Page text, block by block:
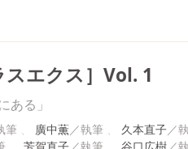
エクス］Vol. 1
ある」
廣中薫 久本直子